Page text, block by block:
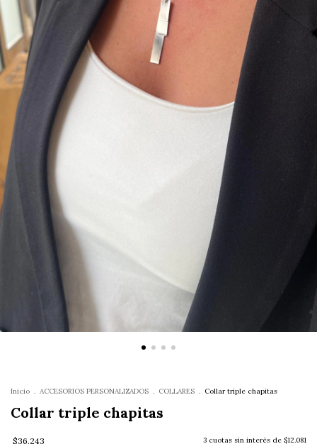
Inicio . ACCESORIOS PERSONALIZADOS . COLLARES . Collar triple chapitas
Collar triple chapitas
$36.243 3 cuotas sin interés de $12.081